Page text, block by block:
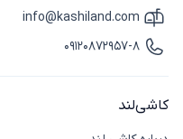
آیکون ایمیل
info@kashiland.com
آیکون تماس
09120872957-8
کاشی‌لند